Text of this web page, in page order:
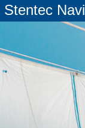
Stentec